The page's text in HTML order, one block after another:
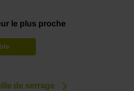
le plus proche
de serrage